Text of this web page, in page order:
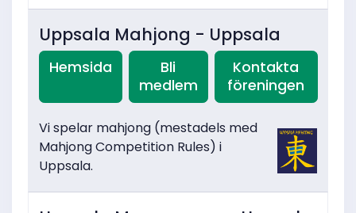
Uppsala Mahjong - Uppsala
Hemsida
Bli
medlem
Kontakta
föreningen
Vi spelar mahjong (mestadels med
Mahjong Competition Rules) i
Uppsala.